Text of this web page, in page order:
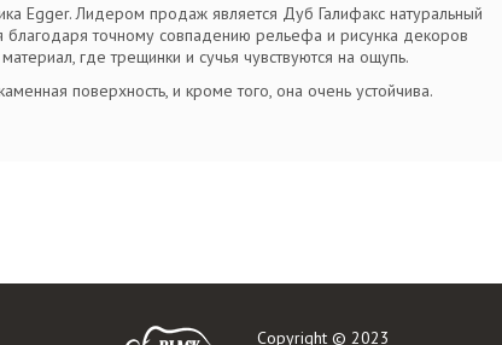
Egger. Лидером продаж является Дуб Галифакс натуральный
благодаря точному совпадению рельефа и рисунка декоров
где трещинки и сучья чувствуются на ощупь.
поверхность, и кроме того, она очень устойчива.
Copyright © 2023